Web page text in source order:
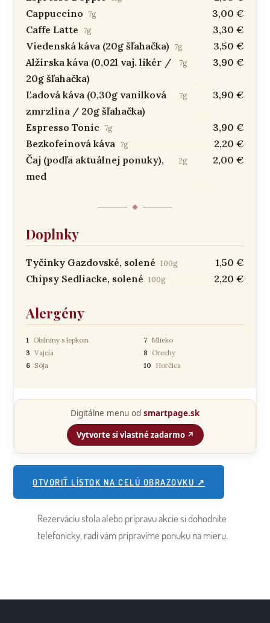
OTVORIŤ LÍSTOK NA CELÚ OBRAZOVKU ↗
Rezerváciu stola alebo prípravu akcie si dohodnite
telefonicky, radi vám pripravíme ponuku na mieru.